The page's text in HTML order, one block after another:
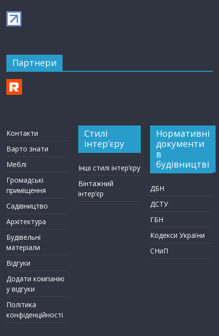
Партнери
Контакти
Варто знати
Меблі
Громадські
приміщення
Садівництво
Архітектура
Будівельні
матеріали
Відгуки
Додати компанію
у відгуки
Політика
конфіденційності
Стилі
інтер’єру
Інші стилі інтер’єру
Вінтажний
інтер’єр
Нормативні
документи
в
будівництві
ДБН
ДСТУ
ГБН
Кодекси України
СНиП